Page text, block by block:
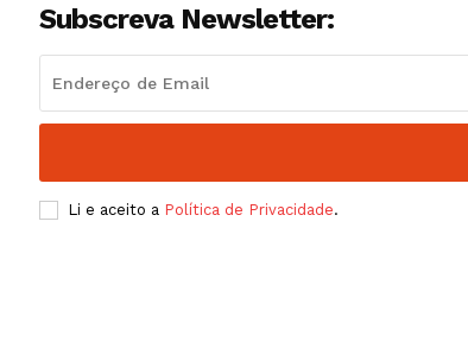
Subscreva Newsletter:
Li e aceito a Política de Privacidade.